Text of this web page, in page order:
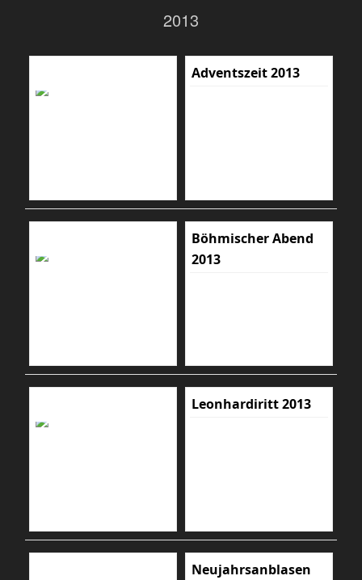
2013
Adventszeit 2013
Böhmischer Abend
2013
Leonhardiritt 2013
Neujahrsanblasen